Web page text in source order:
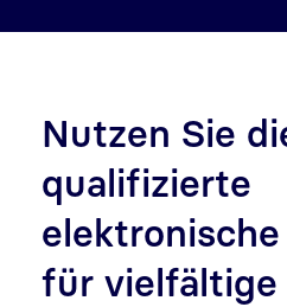
Nutzen Sie
qualifizierte
für vielfältige